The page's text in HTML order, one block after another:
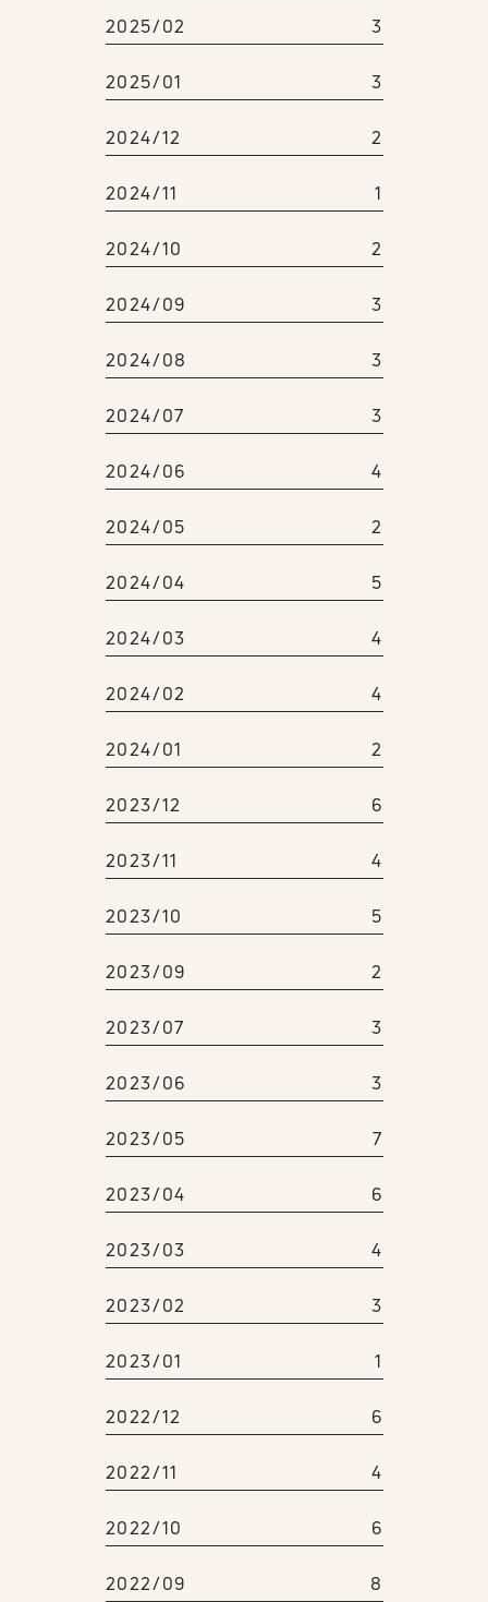
2025/02 3
2025/01 3
2024/12 2
2024/11 1
2024/10 2
2024/09 3
2024/08 3
2024/07 3
2024/06 4
2024/05 2
2024/04 5
2024/03 4
2024/02 4
2024/01 2
2023/12 6
2023/11 4
2023/10 5
2023/09 2
2023/07 3
2023/06 3
2023/05 7
2023/04 6
2023/03 4
2023/02 3
2023/01 1
2022/12 6
2022/11 4
2022/10 6
2022/09 8